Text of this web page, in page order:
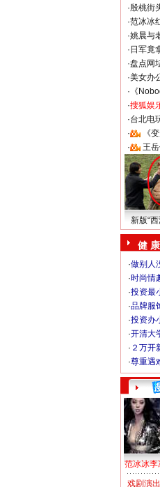
·殷桃街
·范冰冰
·姚晨与
· 日军竟
·盘点网
·美女办
· 《
·搜狐娱
·台北电
·
《
·
王
新版“
健
·做别人
·时尚情
·投资最
·品牌服
·投资办
·开清大
· ２万开
·尊重遇
范冰冰李
戏剧演出